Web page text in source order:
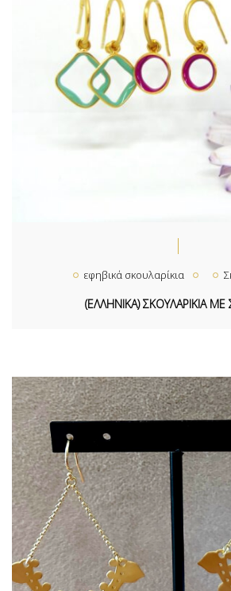
εφηβικά σκουλαρίκια
(ΕΛΛΗΝΙΚΑ) ΣΚΟΥΛΑΡΙΚΙΑ